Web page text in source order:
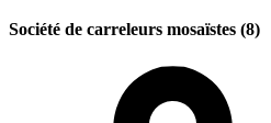
Société de carreleurs mosaïstes (8)